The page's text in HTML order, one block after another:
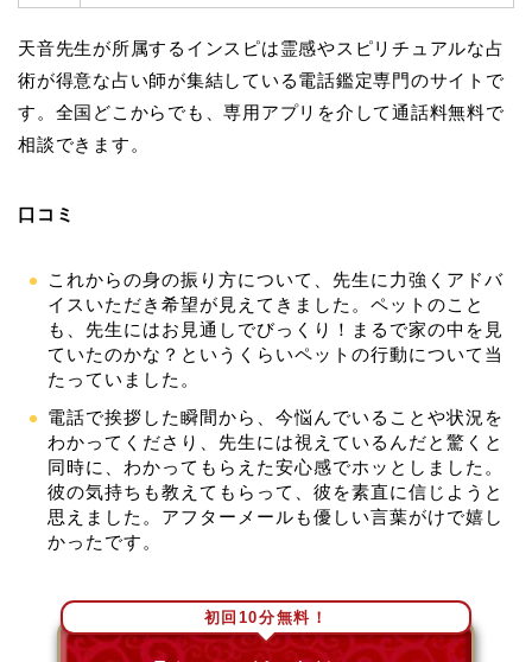
天音先生が所属するインスピは霊感やスピリチュアルな占
術が得意な占い師が集結している電話鑑定専門のサイトで
す。全国どこからでも、専用アプリを介して通話料無料で
相談できます。
口コミ
これからの身の振り方について、先生に力強くアドバ
イスいただき希望が見えてきました。ペットのこと
も、先生にはお見通しでびっくり！まるで家の中を見
ていたのかな？というくらいペットの行動について当
たっていました。
電話で挨拶した瞬間から、今悩んでいることや状況を
わかってくださり、先生には視えているんだと驚くと
同時に、わかってもらえた安心感でホッとしました。
彼の気持ちも教えてもらって、彼を素直に信じようと
思えました。アフターメールも優しい言葉がけで嬉し
かったです。
初回10分無料！